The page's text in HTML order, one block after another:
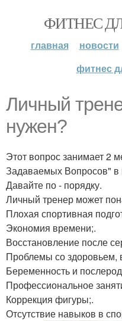
ФИТНЕС
главная новости
фитнес
Личный
нужен?
Этот вопрос занимает 2
Задаваемых Вопросов" в
Давайте по - порядку.
Личный тренер может
Плохая спортивная
Экономия времени;.
Восстановление после
Проблемы со здоровьем,
Беременность и
Профессиональное
Коррекция фигуры;.
Отсутствие навыков в